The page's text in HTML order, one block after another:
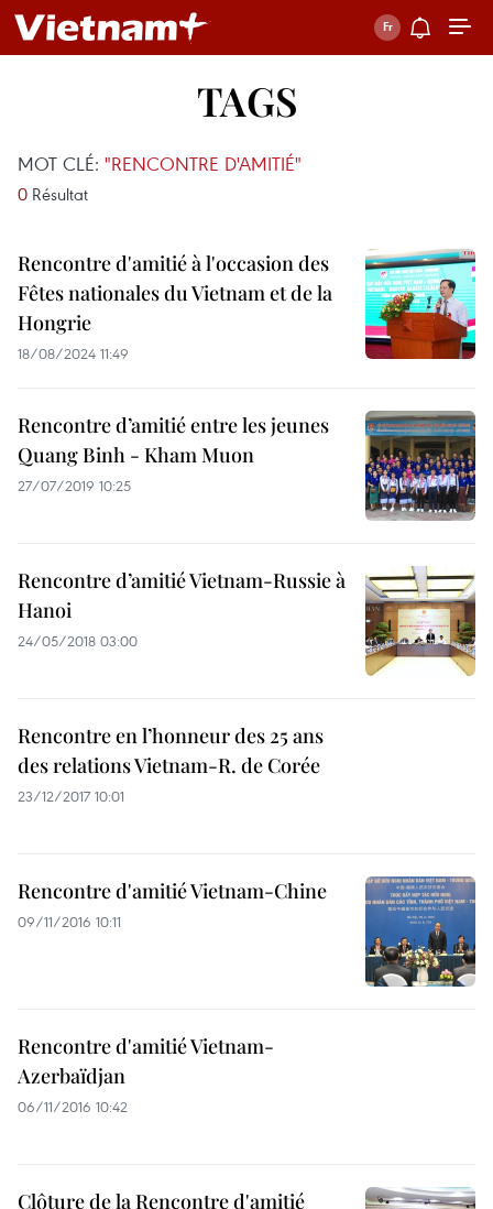
TAGS
MOT CLÉ: "RENCONTRE D'AMITIÉ"
0 Résultat
Rencontre d'amitié à l'occasion des
Fêtes nationales du Vietnam et de la
Hongrie
18/08/2024 11:49
Rencontre d’amitié entre les jeunes
Quang Binh - Kham Muon
27/07/2019 10:25
Rencontre d’amitié Vietnam-Russie à
Hanoi
24/05/2018 03:00
Rencontre en l’honneur des 25 ans
des relations Vietnam-R. de Corée
23/12/2017 10:01
Rencontre d'amitié Vietnam-Chine
09/11/2016 10:11
Rencontre d'amitié Vietnam-
Azerbaïdjan
06/11/2016 10:42
Clôture de la Rencontre d'amitié